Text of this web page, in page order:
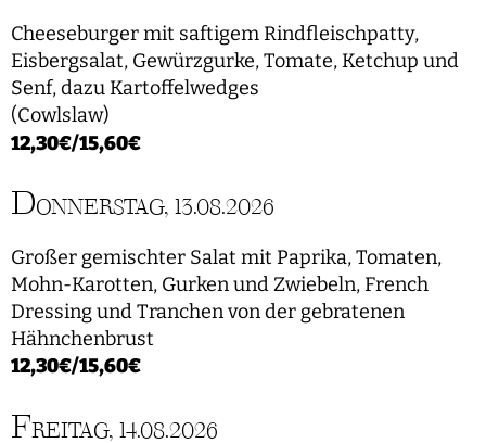
Cheeseburger mit saftigem Rindfleischpatty,
Eisbergsalat, Gewürzgurke, Tomate, Ketchup und
Senf, dazu Kartoffelwedges
(Cowlslaw)
12,30€/15,60€
DONNERSTAG, 13.08.2026
Großer gemischter Salat mit Paprika, Tomaten,
Mohn-Karotten, Gurken und Zwiebeln, French
Dressing und Tranchen von der gebratenen
Hähnchenbrust
12,30€/15,60€
FREITAG, 14.08.2026